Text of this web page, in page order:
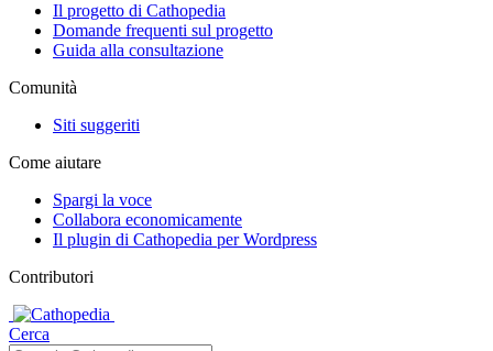
Il progetto di Cathopedia
Domande frequenti sul progetto
Guida alla consultazione
Comunità
Siti suggeriti
Come aiutare
Spargi la voce
Collabora economicamente
Il plugin di Cathopedia per Wordpress
Contributori
Cerca